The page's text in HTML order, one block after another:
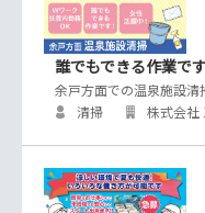
誰でもできる作業で
余戸方面での温泉施設
清掃
株式会社